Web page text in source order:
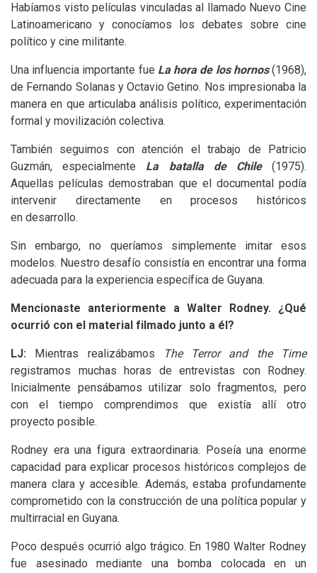
Habíamos visto películas vinculadas al llamado Nuevo Cine
Latinoamericano y conocíamos los debates sobre cine
político y cine militante.
Una influencia importante fue La hora de los hornos(1968),
de Fernando Solanas y Octavio Getino. Nos impresionaba la
manera en que articulaba análisis político, experimentación
formal y movilización colectiva.
También seguimos con atención el trabajo de Patricio
Guzmán, especialmente La batalla de Chile(1975).
Aquellas películas demostraban que el documental podía
intervenir directamente en procesos históricos
en desarrollo.
Sin embargo, no queríamos simplemente imitar esos
modelos. Nuestro desafío consistía en encontrar una forma
adecuada para la experiencia específica de Guyana.
Mencionaste anteriormente a Walter Rodney. ¿Qué
ocurrió con el material filmado junto a él?
LJ: Mientras realizábamos
The Terror and the Time
registramos muchas horas de entrevistas con Rodney.
Inicialmente pensábamos utilizar solo fragmentos, pero
con el tiempo comprendimos que existía allí otro
proyecto posible.
Rodney era una figura extraordinaria. Poseía una enorme
capacidad para explicar procesos históricos complejos de
manera clara y accesible. Además, estaba profundamente
comprometido con la construcción de una política popular y
multirracial en Guyana.
Poco después ocurrió algo trágico. En 1980 Walter Rodney
fue asesinado mediante una bomba colocada en un